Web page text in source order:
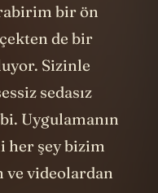
bir ön
de bir
Sizinle
sedasız
Uygulamanın
her şey bizim
videolardan